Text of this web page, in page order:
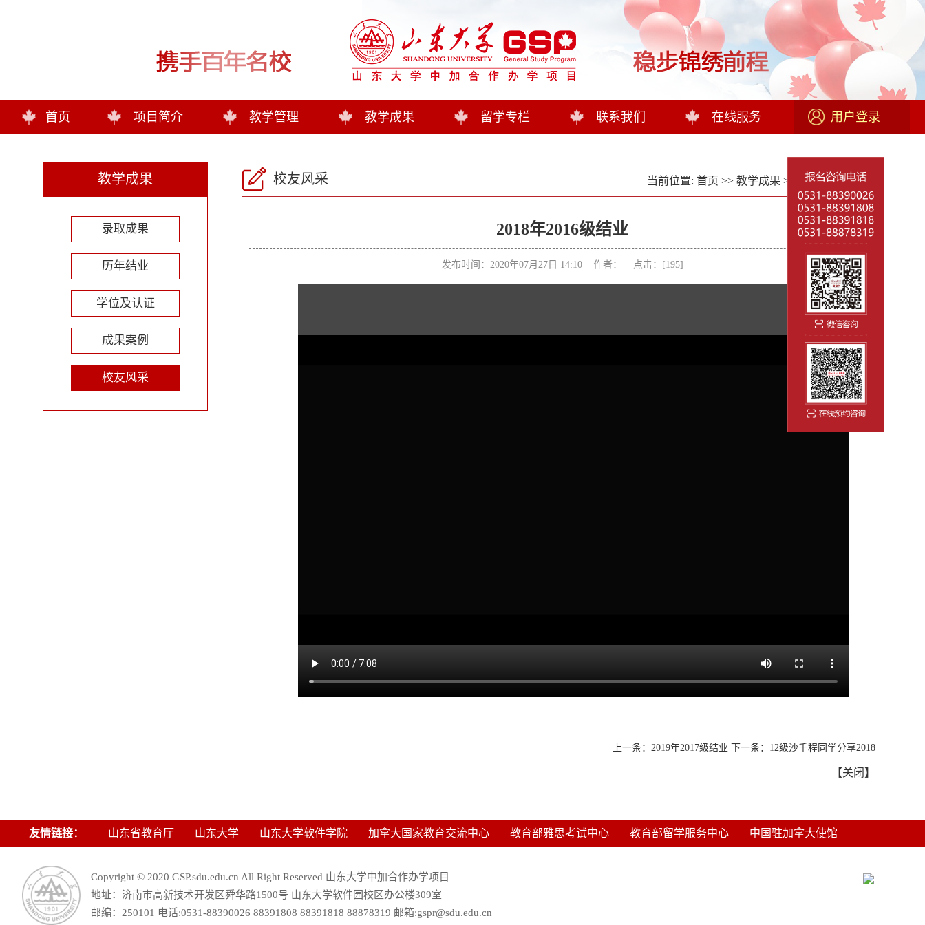
首页 项目简介 教学管理 教学成果 留学专栏 联系我们 在线服务 用户登录
教学成果
录取成果
历年结业
学位及认证
成果案例
校友风采
校友风采 当前位置: 首页 >> 教学成果 >> 校友风采>> 正文
2018年2016级结业
发布时间：2020年07月27日 14:10 作者： 点击：[195]
上一条： 2019年2017级结业 下一条： 12级沙千程同学分享2018
【关闭 】
友情链接： 山东省教育厅 山东大学 山东大学软件学院 加拿大国家教育交流中心 教育部雅思考试中心 教育部留学服务中心 中国驻加拿大使馆
Copyright © 2020 GSP.sdu.edu.cn All Right Reserved 山东大学中加合作办学项目
地址：济南市高新技术开发区舜华路1500号 山东大学软件园校区办公楼309室
邮编：250101 电话:0531-88390026 88391808 88391818 88878319 邮箱:gspr@sdu.edu.cn